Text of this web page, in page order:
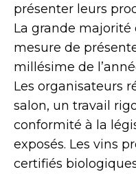
présenter leurs
La grande majorité
mesure de
millésime de
Les organisateurs
salon, un travail
conformité à la
exposés. Les vins
certifiés